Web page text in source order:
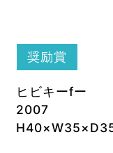
奨励賞
ヒビキーfー
2007